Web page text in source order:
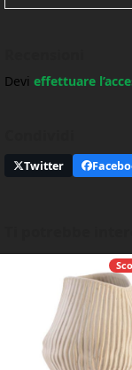
Devi effettuare
Twitter